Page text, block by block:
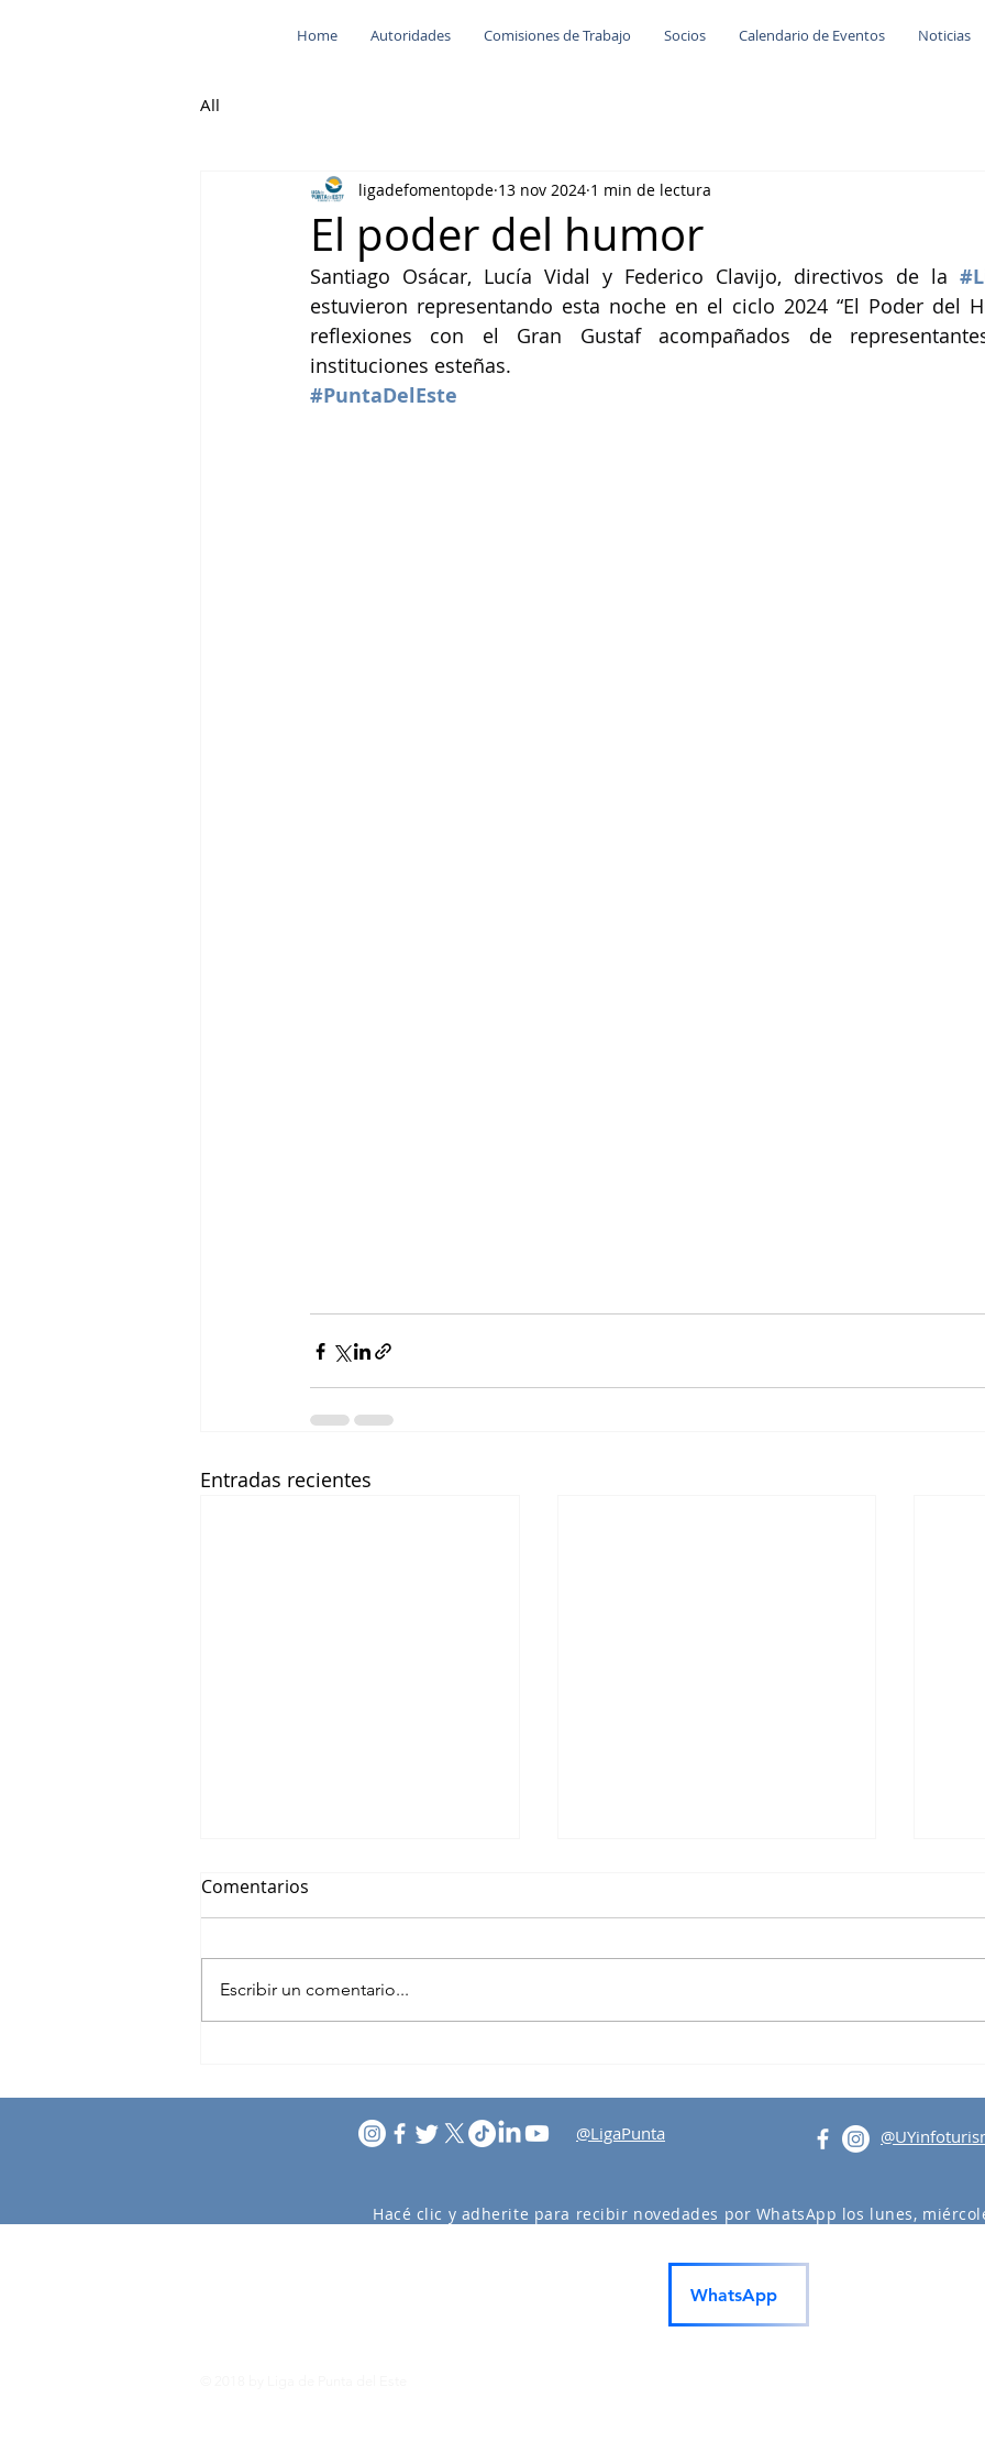
Home Autoridades Comisiones de Trabajo Socios Calendario de Eventos Noticias
All
El poder del humor
ligadefomentopde 13 nov 2024 1 min de lectura
Santiago Osácar, Lucía Vidal y Federico Clavijo, directivos de la
estuvieron representando esta noche en el ciclo 2024 “El Poder del
reflexiones con el Gran Gustaf acompañados de
instituciones esteñas.
#PuntaDelEste
Entradas recientes
Comentarios
Escribir un comentario...
@LigaPunta
Hacé clic y adherite para recibir novedades por WhatsApp los lunes,
WhatsApp